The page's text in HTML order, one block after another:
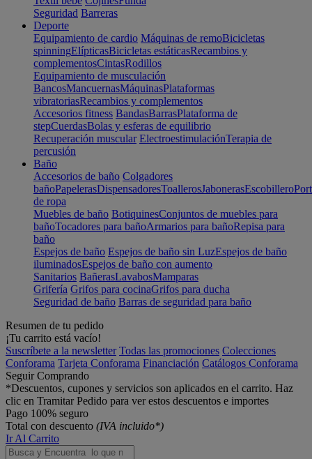
Seguridad Barreras
Deporte
Equipamiento de cardio Máquinas de remoBicicletas
spinningElípticasBicicletas estáticasRecambios y
complementosCintasRodillos
Equipamiento de musculación
BancosMancuernasMáquinasPlataformas
vibratoriasRecambios y complementos
Accesorios fitness BandasBarrasPlataforma de
stepCuerdasBolas y esferas de equilibrio
Recuperación muscular ElectroestimulaciónTerapia de
percusión
Baño
Accesorios de baño Colgadores
bañoPapelerasDispensadoresToallerosJabonerasEscobillero
de ropa
Muebles de baño BotiquinesConjuntos de muebles para
bañoTocadores para bañoArmarios para bañoRepisa para
baño
Espejos de baño Espejos de baño sin LuzEspejos de baño
iluminadosEspejos de baño con aumento
Sanitarios BañerasLavabosMamparas
Grifería Grifos para cocinaGrifos para ducha
Seguridad de baño Barras de seguridad para baño
Resumen de tu pedido
¡Tu carrito está vacío!
Suscríbete a la newsletter Todas las promociones Colecciones
Conforama Tarjeta Conforama Financiación Catálogos Conforama
Seguir Comprando
*Descuentos, cupones y servicios son aplicados en el carrito. Haz
clic en Tramitar Pedido para ver estos descuentos e importes
Pago 100% seguro
Total con descuento (IVA incluido*)
Ir Al Carrito